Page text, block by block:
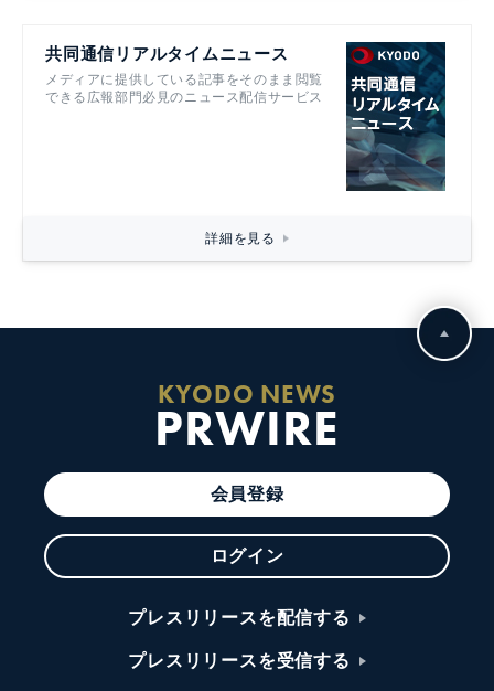
共同通信リアルタイムニュース
メディアに提供している記事をそのまま閲覧
できる広報部門必見のニュース配信サービス
詳細を見る
KYODO NEWS
PRWIRE
会員登録
ログイン
プレスリリースを配信する
プレスリリースを受信する